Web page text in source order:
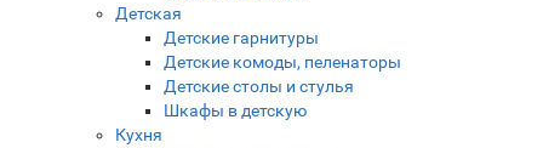
Детская
Детские гарнитуры
Детские комоды, пеленаторы
Детские столы и стулья
Шкафы в детскую
Кухня